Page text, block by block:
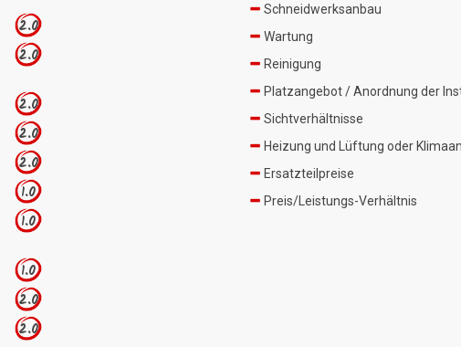
2.0
2.0
2.0
2.0
2.0
1.0
1.0
1.0
2.0
2.0
Schneidwerksanbau
Wartung
Reinigung
Platzangebot / Anordnung der
Sichtverhältnisse
Heizung und Lüftung oder
Ersatzteilpreise
Preis/Leistungs-Verhältnis